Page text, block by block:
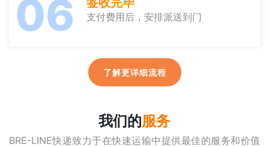
06 支付费用后，安排派送到门
了解更详细流程
我们的服务
BRE-LINE快递致力于在快速运输中提供最佳的服务和价值